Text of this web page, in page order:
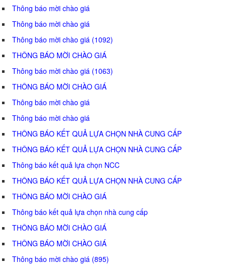
Thông báo mời chào giá
Thông báo mời chào giá
Thông báo mời chào giá (1092)
THÔNG BÁO MỜI CHÀO GIÁ
Thông báo mời chào giá (1063)
THÔNG BÁO MỜI CHÀO GIÁ
Thông báo mời chào giá
Thông báo mời chào giá
THÔNG BÁO KẾT QUẢ LỰA CHỌN NHÀ CUNG CẤP
THÔNG BÁO KẾT QUẢ LỰA CHỌN NHÀ CUNG CẤP
Thông báo kết quả lựa chọn NCC
THÔNG BÁO KẾT QUẢ LỰA CHỌN NHÀ CUNG CẤP
THÔNG BÁO MỜI CHÀO GIÁ
Thông báo kết quả lựa chọn nhà cung cấp
THÔNG BÁO MỜI CHÀO GIÁ
THÔNG BÁO MỜI CHÀO GIÁ
Thông báo mời chào giá (895)